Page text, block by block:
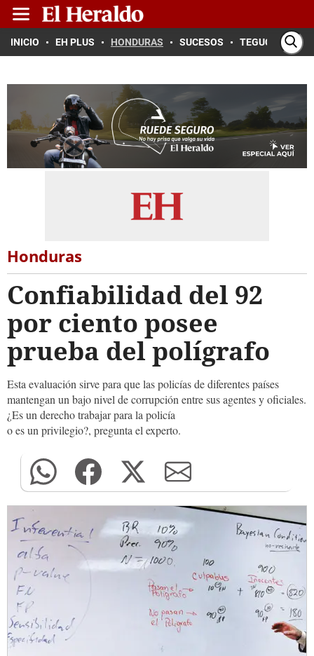
INICIO EH PLUS HONDURAS SUCESOS TEGUCIGALPA
Honduras
Confiabilidad del 92
por ciento posee
prueba del polígrafo
Esta evaluación sirve para que las policías de diferentes países
mantengan un bajo nivel de corrupción entre sus agentes y oficiales.
¿Es un derecho trabajar para la policía
o es un privilegio?, pregunta el experto.